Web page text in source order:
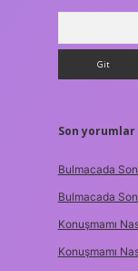
Son yorumlar
Bulmacada
Bulmacada
Konuşmamı
Konuşmamı